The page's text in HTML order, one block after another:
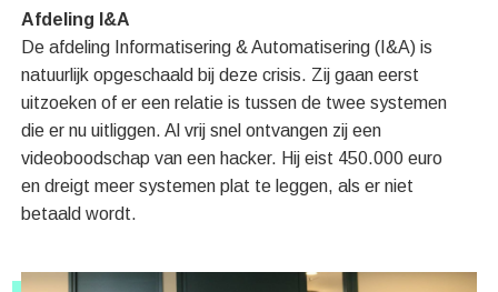
Afdeling I&A
De afdeling Informatisering & Automatisering (I&A) is
natuurlijk opgeschaald bij deze crisis. Zij gaan eerst
uitzoeken of er een relatie is tussen de twee systemen
die er nu uitliggen. Al vrij snel ontvangen zij een
videoboodschap van een hacker. Hij eist 450.000 euro
en dreigt meer systemen plat te leggen, als er niet
betaald wordt.